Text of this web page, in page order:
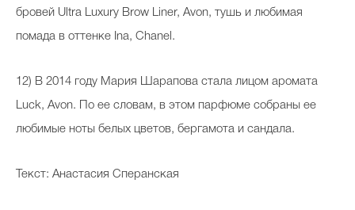
бровей Ultra Luxury Brow Liner, Avon, тушь и любимая
помада в оттенке Ina, Chanel.
12) В 2014 году Мария Шарапова стала лицом аромата
Luck, Avon. По ее словам, в этом парфюме собраны ее
любимые ноты белых цветов, бергамота и сандала.
Текст: Анастасия Сперанская